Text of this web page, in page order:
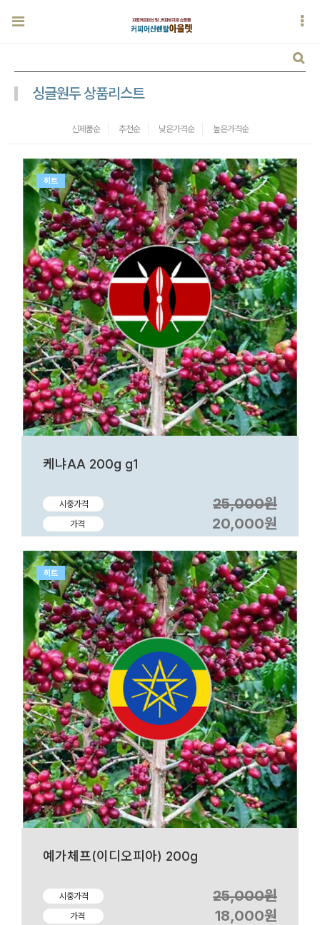
싱글원두 상품리스트
신제품순 추천순 낮은가격순 높은가격순
케냐AA 200g g1
시중가격 25,000원
가격 20,000원
히트
예가체프(이디오피아) 200g
시중가격 25,000원
가격 18,000원
히트